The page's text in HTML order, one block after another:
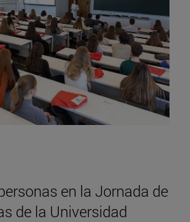
en la Jornada de
de la Universidad